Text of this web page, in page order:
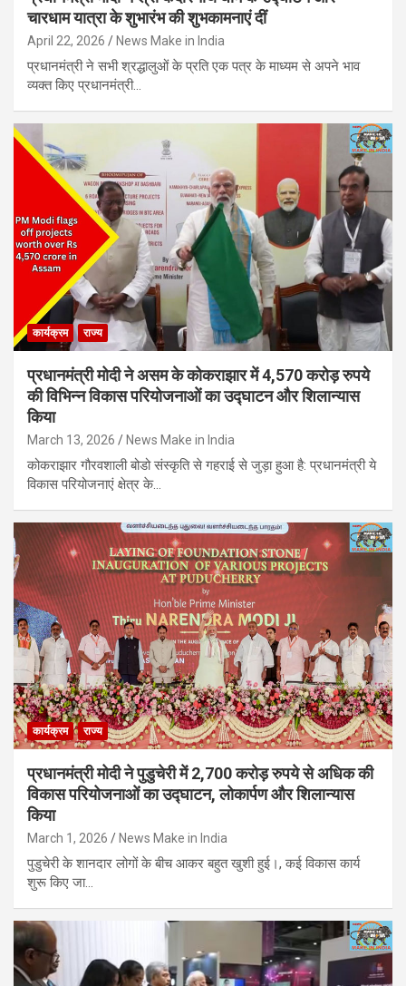
चारधाम यात्रा के शुभारंभ की शुभकामनाएं दीं
April 22, 2026 News Make in India
प्रधानमंत्री ने सभी श्रद्धालुओं के प्रति एक पत्र के माध्यम से अपने भाव
व्‍यक्‍त किए प्रधानमंत्री…
कार्यक्रम राज्य
प्रधानमंत्री मोदी ने असम के कोकराझार में 4,570 करोड़ रुपये
की विभिन्न विकास परियोजनाओं का उद्घाटन और शिलान्यास
किया
March 13, 2026 News Make in India
कोकराझार गौरवशाली बोडो संस्कृति से गहराई से जुड़ा हुआ है: प्रधानमंत्री ये
विकास परियोजनाएं क्षेत्र के…
कार्यक्रम राज्य
प्रधानमंत्री मोदी ने पुडुचेरी में 2,700 करोड़ रुपये से अधिक की
विकास परियोजनाओं का उद्घाटन, लोकार्पण और शिलान्यास
किया
March 1, 2026 News Make in India
पुडुचेरी के शानदार लोगों के बीच आकर बहुत खुशी हुई।, कई विकास कार्य
शुरू किए जा…